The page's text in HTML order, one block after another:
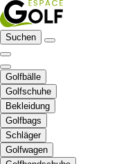
Suchen
Golfbälle
Golfschuhe
Bekleidung
Golfbags
Schläger
Golfwagen